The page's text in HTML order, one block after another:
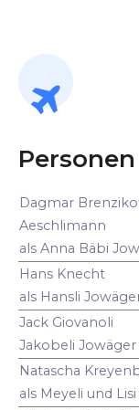
Dagmar
Aeschlimann
als Anna Bäbi
Hans Knecht
als Hansli
Jack Giovanoli
Jakobeli Jowäger
Natascha
als Meyeli und Lisi